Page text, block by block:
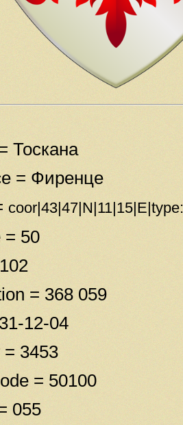
Тоскана
= Фиренце
= 50
= 368 059
12-04
= 3453
= 50100
055